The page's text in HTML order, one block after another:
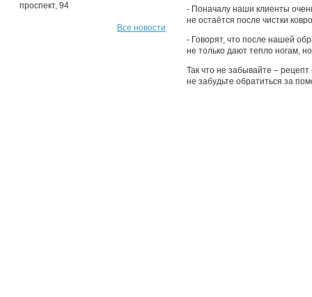
проспект, 94
Все новости
- Поначалу наши клиенты
не остаётся после чистки
- Говорят, что после нашей
не только дают тепло ногам,
Так что не забывайте –
не забудьте обратиться за